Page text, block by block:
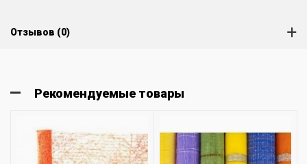
Отзывов (0)
Рекомендуемые товары